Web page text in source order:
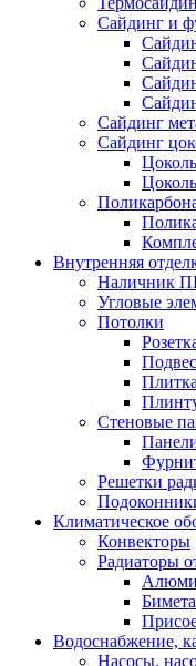
Сайдинг и
Сайдинг
Сайдинг
Внутренняя
Наличник
Угловые
Потолки
Стеновые
Решетки
Климатическое
Конвекторы
Радиаторы
Водоснабжение,
Насосы,